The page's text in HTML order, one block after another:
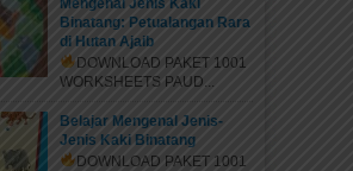
Mengenal Jenis Kaki
Binatang: Petualangan Rara
di Hutan Ajaib
DOWNLOAD PAKET 1001
WORKSHEETS PAUD...
Belajar Mengenal Jenis-
Jenis Kaki Binatang
DOWNLOAD PAKET 1001